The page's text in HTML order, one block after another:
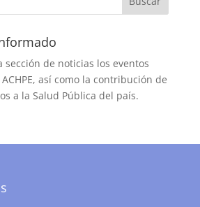
sección de noticias los eventos
así como la contribución de
a la Salud Pública del país.